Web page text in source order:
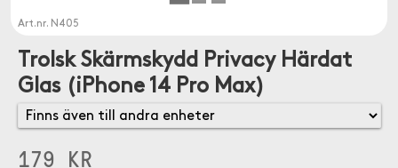
Art.nr. N405
Trolsk Skärmskydd Privacy Härdat
Glas (iPhone 14 Pro Max)
179 KR